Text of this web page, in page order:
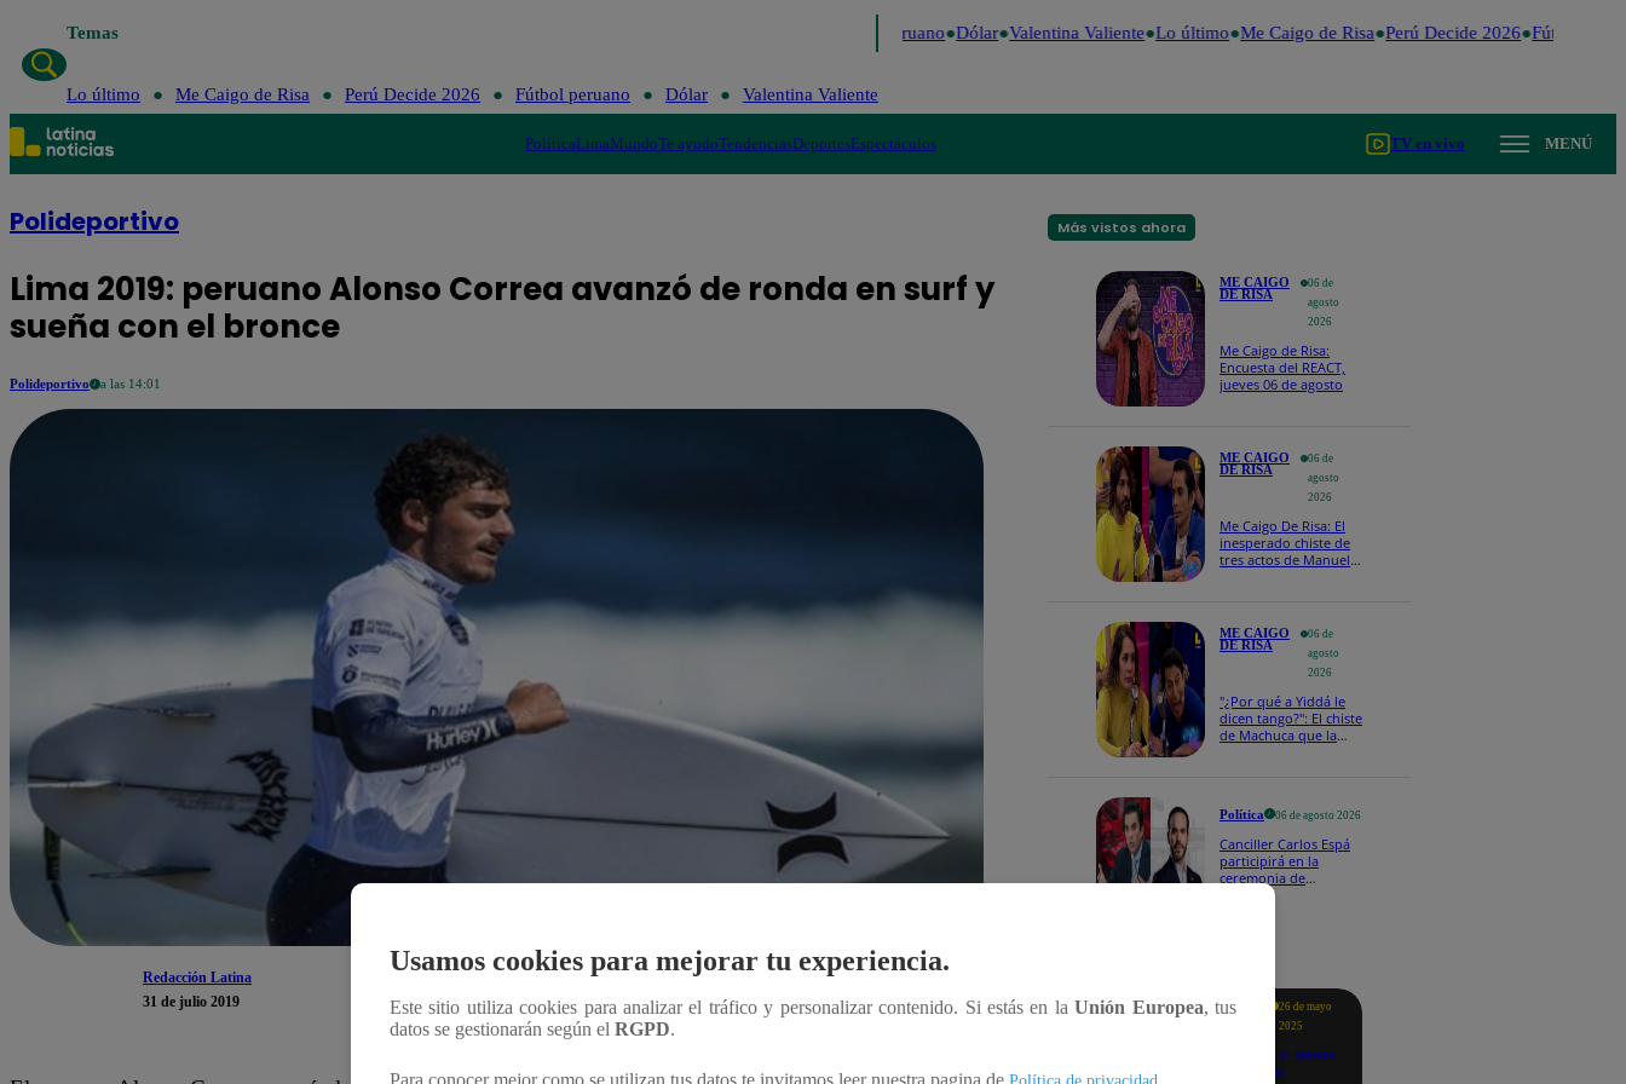
Temas Fútbol peruano Dólar Valentina Valiente Lo último Me Caigo de Risa Perú Decide 2026 Fútbol
Lo último Me Caigo de Risa Perú Decide 2026 Fútbol peruano Dólar Valentina Valiente
PolíticaLimaMundoTe ayudoTendenciasDeportesEspectáculos TV en vivo MENÚ
Polideportivo
Lima 2019: peruano Alonso Correa avanzó de ronda en surf y
sueña con el bronce
Polideportivo a las 14:01
Redacción Latina
31 de julio 2019
Más vistos ahora
ME CAIGO
DE RISA
06 de
agosto
2026
Me Caigo de Risa:
Encuesta del REACT,
jueves 06 de agosto
ME CAIGO
DE RISA
06 de
agosto
2026
Me Caigo De Risa: El
inesperado chiste de
tres actos de Manuel
ME CAIGO
DE RISA
06 de
agosto
2026
"¿Por qué a Yiddá le
dicen tango?": El chiste
de Machuca que la
Política 06 de agosto 2026
Canciller Carlos Espá
participirá en la
ceremonia de
posesión presidencial
Te
ayudo
26 de mayo
2025
Revisa si tienes
deudas
Usamos cookies para mejorar tu experiencia.
Este sitio utiliza cookies para analizar el tráfico y personalizar contenido. Si estás en laUnión Europea, tus
datos se gestionarán según el RGPD.